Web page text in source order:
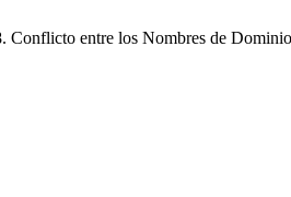
Conflicto entre los Nombres de